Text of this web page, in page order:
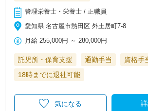
管理栄養士・栄養士 / 正職員
愛知県 名古屋市熱田区 外土居町7-8
月給 255,000円 ～280,000円
託児所・保育支援 通勤手当 資格手
18時までに退社可能
気になる